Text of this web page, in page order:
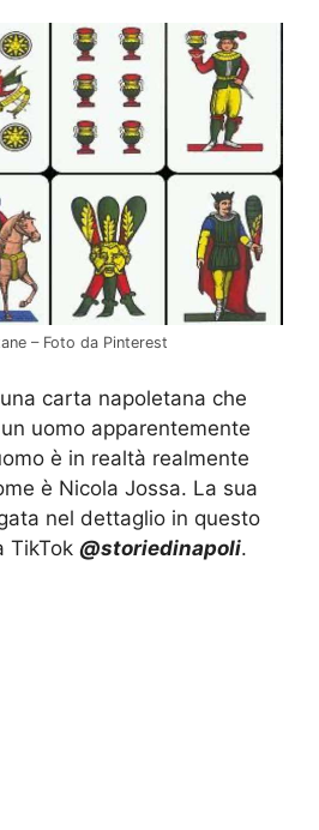
– Foto da Pinterest
carta napoletana che
uomo apparentemente
è in realtà realmente
è Nicola Jossa. La sua
nel dettaglio in questo
TikTok @storiedinapoli.